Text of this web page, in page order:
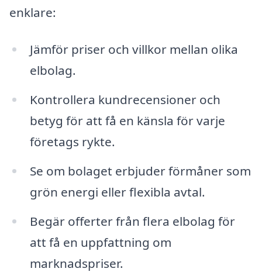
enklare:
Jämför priser och villkor mellan olika
elbolag.
Kontrollera kundrecensioner och
betyg för att få en känsla för varje
företags rykte.
Se om bolaget erbjuder förmåner som
grön energi eller flexibla avtal.
Begär offerter från flera elbolag för
att få en uppfattning om
marknadspriser.